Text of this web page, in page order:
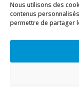
Nous utilisons des
contenus
permettre de partager